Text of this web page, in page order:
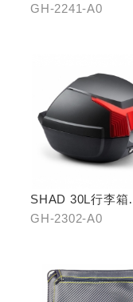
GH-2241-A0
SHAD 30L行李箱
(KYMCO專屬款)
GH-2302-A0